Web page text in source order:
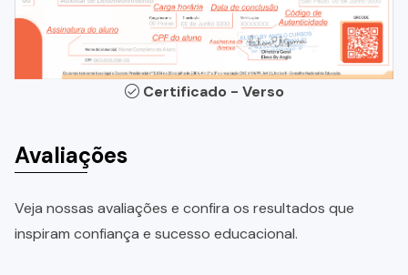
Certificado - Verso
Avaliações
Veja nossas avaliações e confira os resultados que
inspiram confiança e sucesso educacional.